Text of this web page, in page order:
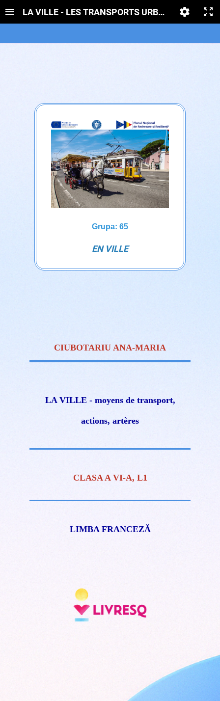
LA VILLE - LES TRANSPORTS URBAINS
Grupa: 65
EN VILLE
CIUBOTARIU ANA-MARIA
LA VILLE - moyens de transport,
actions, artères
CLASA A VI-A, L1
LIMBA FRANCEZĂ